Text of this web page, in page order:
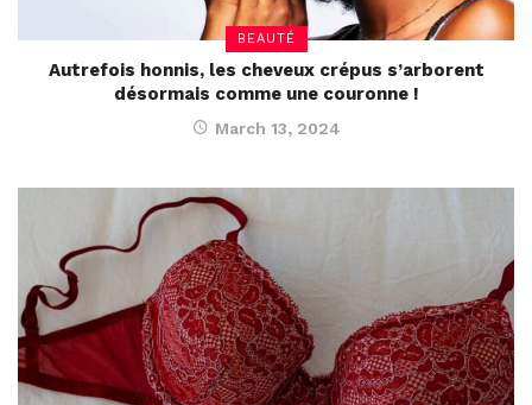
BEAUTÉ
Autrefois honnis, les cheveux crépus s’arborent
désormais comme une couronne !
March 13, 2024